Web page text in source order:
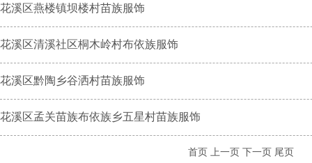
花溪区燕楼镇坝楼村苗族服饰
花溪区清溪社区桐木岭村布依族服饰
花溪区黔陶乡谷洒村苗族服饰
花溪区孟关苗族布依族乡五星村苗族服饰
首页 上一页 下一页 尾页